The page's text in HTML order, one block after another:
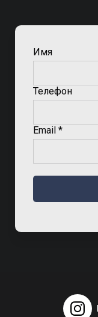
Имя
Телефон
Email *